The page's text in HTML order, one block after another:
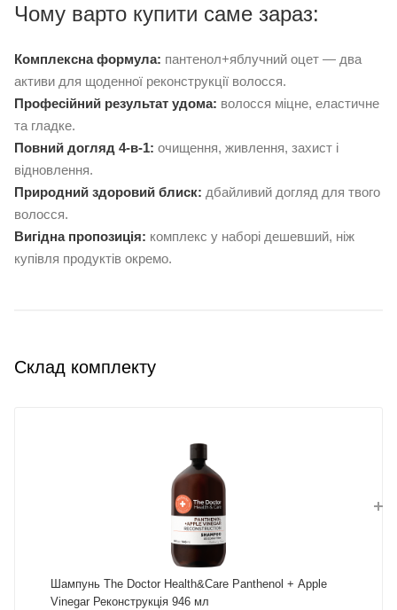
Чому варто купити саме зараз:
Комплексна формула: пантенол+яблучний оцет — два
активи для щоденної реконструкції волосся.
Професійний результат удома: волосся міцне, еластичне
та гладке.
Повний догляд 4-в-1: очищення, живлення, захист і
відновлення.
Природний здоровий блиск: дбайливий догляд для твого
волосся.
Вигідна пропозиція: комплекс у наборі дешевший, ніж
купівля продуктів окремо.
Склад комплекту
Шампунь The Doctor Health&Care Panthenol + Apple
Vinegar Реконструкція 946 мл